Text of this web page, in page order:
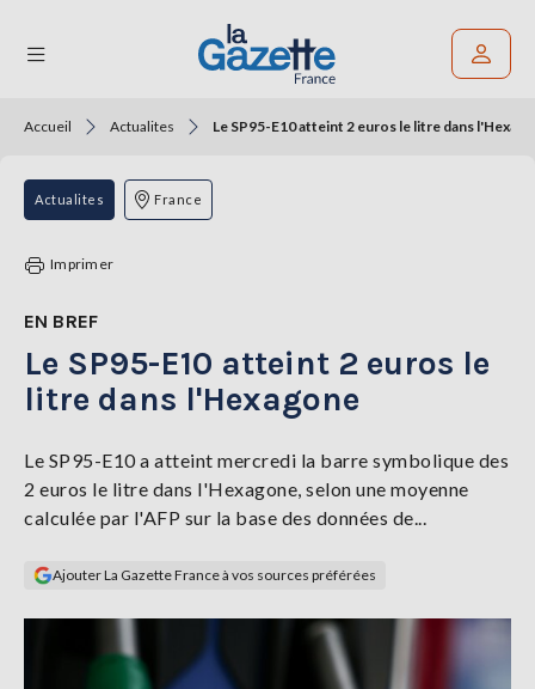
THÉMATIQUES
RÉGIONS
TENDANCES
SERVICES
GAZETTE
connecter
Accueil Actualites Le SP95-E10 atteint 2 euros le litre dans
Actualites France
Imprimer
EN BREF
Le SP95-E10 atteint 2 euros le
litre dans l'Hexagone
Le SP95-E10 a atteint mercredi la barre symbolique des
2 euros le litre dans l'Hexagone, selon une moyenne
calculée par l'AFP sur la base des données de...
Ajouter La Gazette France à vos sources préférées